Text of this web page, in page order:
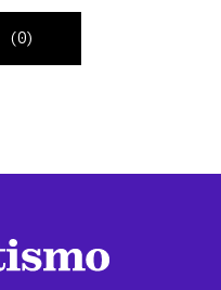
(0)